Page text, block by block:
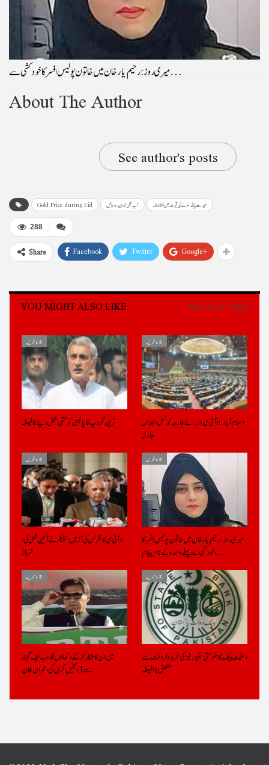
میری روز: رحیم یار خان میں خاتون پولیس افسر کا خودکشی سے…
About The Author
See author's posts
Gold Price during Eid آپ بھی حیران رہ جائیں عید سے پہلے سونے کی قیمت میں اتنا اضافہ
288
Share Facebook Twitter Google+
YOU MIGHT ALSO LIKE More From Author
تازہ خبریں
ترین گروپ کا پالیسی کو حتمی شکل دینے کا فیصلہ
تازہ خبریں
اسلام آباد: او آئی سی وزرائے خارجہ کونسل اجلاس
جاری
تازہ خبریں
او آئی سی کانفرنس کی آڑ میں اسپیکر نے آئین شکنی کی،
شہباز
تازہ خبریں
میری روز: رحیم یار خان میں خاتون پولیس افسر کا
خودکشی سے پہلے والدہ کے نام پیغام،…
تازہ خبریں
میں ان کا شکار کر کے دکھاؤں گا، اب ایک گیند
سے 3 وکٹیں گریں گی، عمران خان
تازہ خبریں
اسٹیٹ بینک کا حکومتی سیکیورٹیز کی خرید وفروخت سے
متعلق بڑا فیصلہ